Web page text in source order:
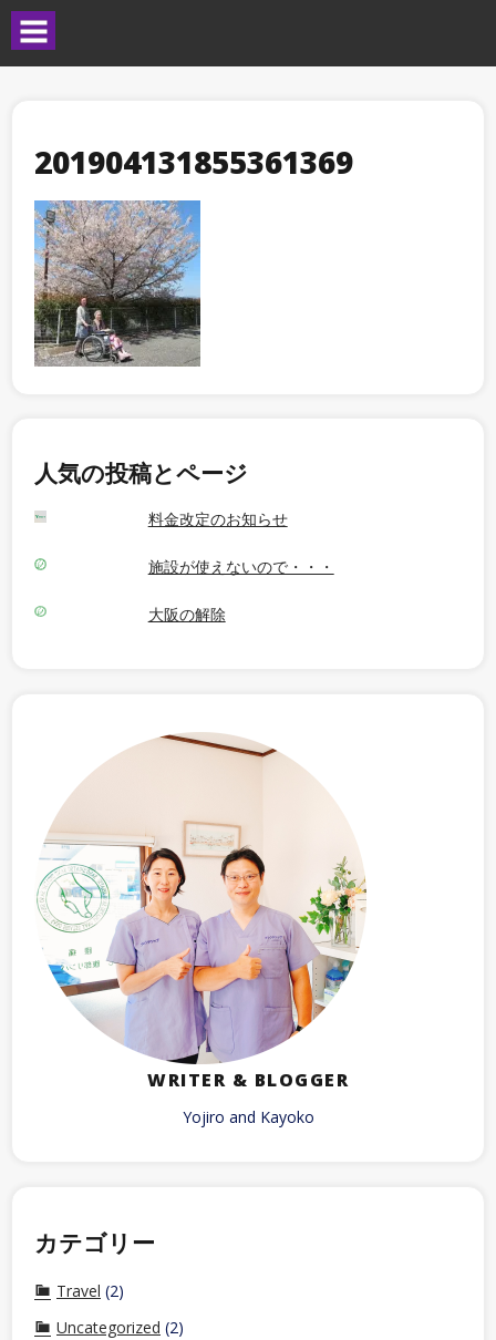
201904131855361369
人気の投稿とページ
料金改定のお知らせ
施設が使えないので・・・
大阪の解除
WRITER & BLOGGER
Yojiro and Kayoko
カテゴリー
Travel (2)
Uncategorized (2)